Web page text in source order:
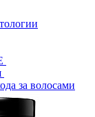
за волосами